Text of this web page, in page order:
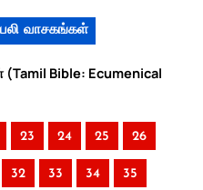
வாசகங்கள்
Bible: Ecumenical
23 24 25 26
32 33 34 35